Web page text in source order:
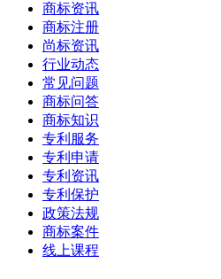
商标资讯
商标注册
尚标资讯
行业动态
常见问题
商标问答
商标知识
专利服务
专利申请
专利资讯
专利保护
政策法规
商标案件
线上课程